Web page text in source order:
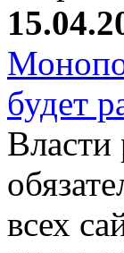
будет
Власти
всех